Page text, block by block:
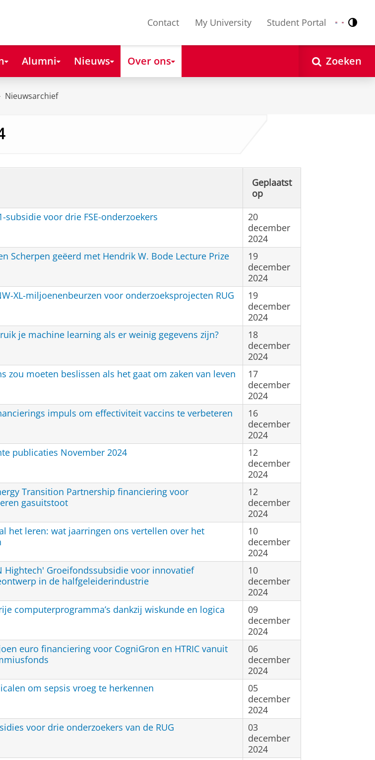
Contact My University Student Portal Nederlands
English
Alumni Nieuws Over ons Zoeken
Nieuwsarchief
Geplaatst
op
subsidie voor drie FSE-onderzoekers
20
december
2024
Scherpen geëerd met Hendrik W. Bode Lecture Prize
19
december
2024
XL-miljoenenbeurzen voor onderzoeksprojecten RUG
19
december
2024
je machine learning als er weinig gegevens zijn?
18
december
2024
zou moeten beslissen als het gaat om zaken van leven
17
december
2024
impuls om effectiviteit vaccins te verbeteren
16
december
2024
publicaties November 2024
12
december
2024
Transition Partnership financiering voor
gasuitstoot
12
december
2024
het leren: wat jaarringen ons vertellen over het
10
december
2024
Hightech' Groeifondssubsidie voor innovatief
in de halfgeleiderindustrie
10
december
2024
computerprogramma’s dankzij wiskunde en logica
09
december
2024
euro financiering voor CogniGron en HTRIC vanuit
06
december
2024
om sepsis vroeg te herkennen
05
december
2024
voor drie onderzoekers van de RUG
03
december
2024